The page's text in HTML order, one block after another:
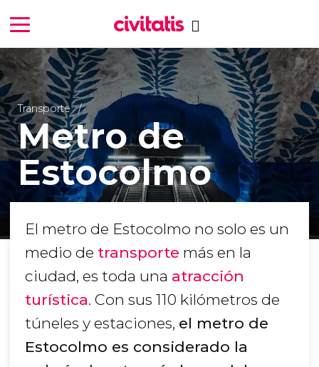
Transporte
Metro de
Estocolmo
El metro de Estocolmo no solo es un
medio de transporte más en la
ciudad, es toda una atracción
turística. Con sus 110 kilómetros de
túneles y estaciones, el metro de
Estocolmo es considerado la